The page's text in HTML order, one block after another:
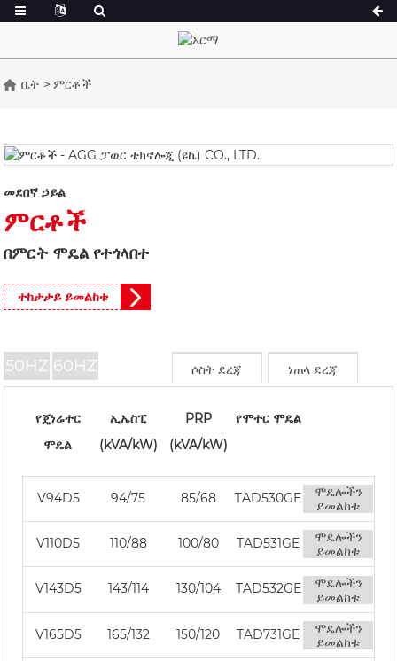
ቤት ምርቶች
መደበኛ ኃይል
ምርቶች
በምርት ሞዴል የተጎላበተ
ተከታታይ ይመልከቱ
50HZ 60HZ ነጠላ ደረጃ
ሶስት ደረጃ
የጄነሬተር
ሞዴል
ኢኤስፒ
(kVA/kW)
PRP
(kVA/kW)
የሞተር ሞዴል
V94D5 94/75 85/68 TAD530GE
ሞዴሎችን
ይመልከቱ
V110D5 110/88 100/80 TAD531GE
ሞዴሎችን
ይመልከቱ
V143D5 143/114 130/104 TAD532GE
ሞዴሎችን
ይመልከቱ
V165D5 165/132 150/120 TAD731GE
ሞዴሎችን
ይመልከቱ
CU ተከታታይ 33-300 kVA
DE Series 22-250 kVA
CU ተከታታይ 275-